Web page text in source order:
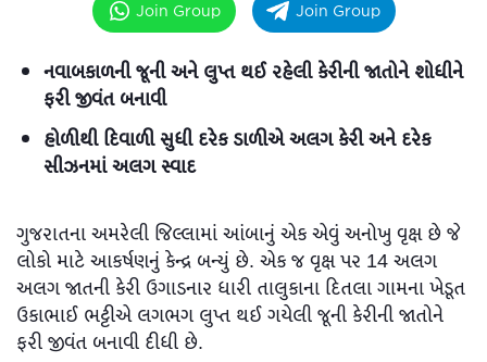
Join Group Join Group
નવાબકાળની જૂની અને લુપ્ત થઈ રહેલી કેરીની જાતોને શોધીને
ફરી જીવંત બનાવી
હોળીથી દિવાળી સુધી દરેક ડાળીએ અલગ કેરી અને દરેક
સીઝનમાં અલગ સ્વાદ
ગુજરાતના અમરેલી જિલ્લામાં આંબાનું એક એવું અનોખુ વૃક્ષ છે જે
લોકો માટે આકર્ષણનું કેન્દ્ર બન્યું છે. એક જ વૃક્ષ પર 14 અલગ
અલગ જાતની કેરી ઉગાડનાર ધારી તાલુકાના દિતલા ગામના ખેડૂત
ઉકાભાઈ ભટ્ટીએ લગભગ લુપ્ત થઈ ગયેલી જૂની કેરીની જાતોને
ફરી જીવંત બનાવી દીધી છે.